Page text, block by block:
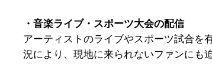
・音楽ライブ・スポーツ大会の配信
アーティストのライブやスポーツ試合を
況により、現地に来られないファンにも